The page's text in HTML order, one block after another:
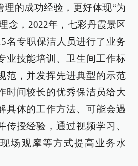
理的成功经验，更好体现“为
念，2022年，七彩丹霞景区
名专职保洁人员进行了业务
业技能培训、卫生间工作标
范，并发挥先进典型的示范
时间较长的优秀保洁员给大
具体的工作方法、可能会遇
传授经验，通过视频学习、
场观摩等方式提高业务水